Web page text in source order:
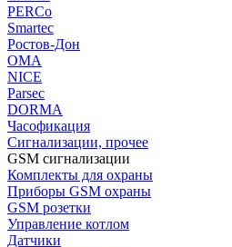
PERCo
Smartec
Ростов-Дон
ОМА
NICE
Parsec
DORMA
Часофикация
Сигнализации, прочее
GSM сигнализации
Комплекты для охраны
Приборы GSM охраны
GSM розетки
Управление котлом
Датчики